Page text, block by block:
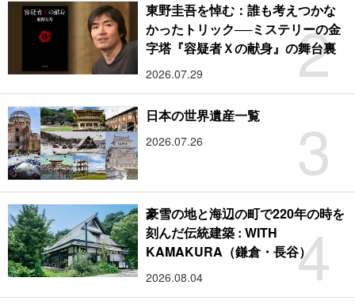
2
東野圭吾を悼む：誰も考えつかな
かったトリック──ミステリーの金
字塔『容疑者Ｘの献身』の舞台裏
2026.07.29
3
日本の世界遺産一覧
2026.07.26
4
豪雪の地と海辺の町で220年の時を
刻んだ伝統建築 : WITH
KAMAKURA（鎌倉・長谷）
2026.08.04